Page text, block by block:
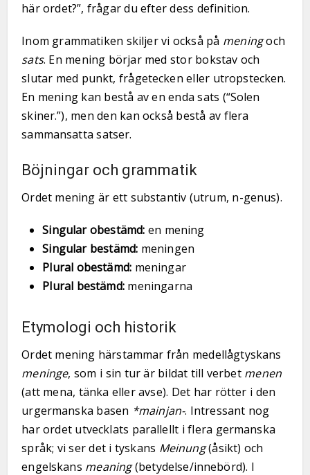
här ordet?”, frågar du efter dess definition.
Inom grammatiken skiljer vi också på meningoch
sats. En mening börjar med stor bokstav och
slutar med punkt, frågetecken eller utropstecken.
En mening kan bestå av en enda sats (“Solen
skiner.”), men den kan också bestå av flera
sammansatta satser.
Böjningar och grammatik
Ordet mening är ett substantiv (utrum, n-genus).
Singular obestämd: en mening
Singular bestämd: meningen
Plural obestämd: meningar
Plural bestämd:meningarna
Etymologi och historik
Ordet mening härstammar från medellågtyskans
meninge, som i sin tur är bildat till verbet menen
(att mena, tänka eller avse). Det har rötter i den
urgermanska basen *mainjan-. Intressant nog
har ordet utvecklats parallellt i flera germanska
språk; vi ser det i tyskans Meinung(åsikt) och
engelskans meaning(betydelse/innebörd). I